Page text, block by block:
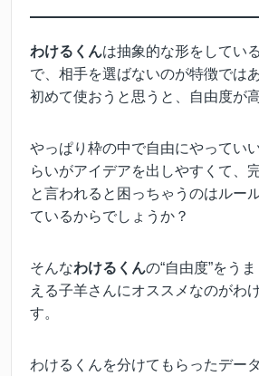
わけるくんは抽象的な形をしてい
で、相手を選ばないのが特徴では
初めて使おうと思うと、自由度が
やっぱり枠の中で自由にやってい
らいがアイデアを出しやすくて、
と言われると困っちゃうのはルー
ているからでしょうか？
そんなわけるくんの“自由度”をう
える子羊さんにオススメなのがわ
す。
わけるくんを分けてもらったデー